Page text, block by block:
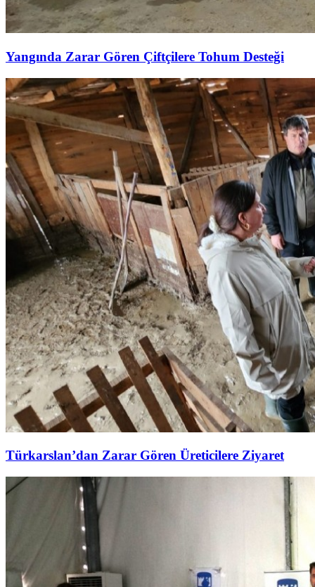
Yangında Zarar Gören Çiftçilere Tohum Desteği
Türkarslan’dan Zarar Gören Üreticilere Ziyaret